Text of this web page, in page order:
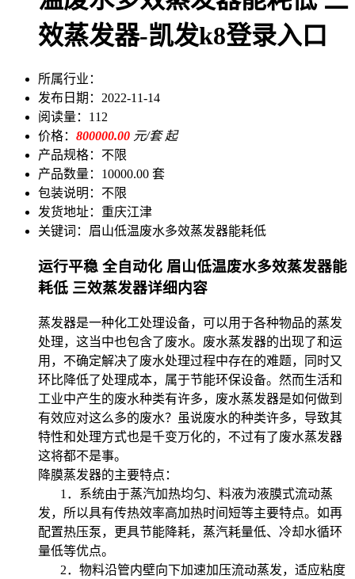
效蒸发器-凯发k8登录入口
所属行业：
发布日期： 2022-11-14
阅读量： 112
价格： 800000.00 元/套 起
产品规格： 不限
产品数量： 10000.00 套
包装说明： 不限
发货地址： 重庆江津
关键词： 眉山低温废水多效蒸发器能耗低
运行平稳 全自动化 眉山低温废水多效蒸发器能
耗低 三效蒸发器详细内容
蒸发器是一种化工处理设备，可以用于各种物品的蒸发
处理，这当中也包含了废水。废水蒸发器的出现了和运
用，不确定解决了废水处理过程中存在的难题，同时又
环比降低了处理成本，属于节能环保设备。然而生活和
工业中产生的废水种类有许多，废水蒸发器是如何做到
有效应对这么多的废水？虽说废水的种类许多，导致其
特性和处理方式也是千变万化的，不过有了废水蒸发器
这将都不是事。
降膜蒸发器的主要特点：
1．系统由于蒸汽加热均匀、料液为液膜式流动蒸
发，所以具有传热效率高加热时间短等主要特点。如再
配置热压泵，更具节能降耗，蒸汽耗量低、冷却水循环
量低等优点。
2．物料沿管内壁向下加速加压流动蒸发，适应粘度